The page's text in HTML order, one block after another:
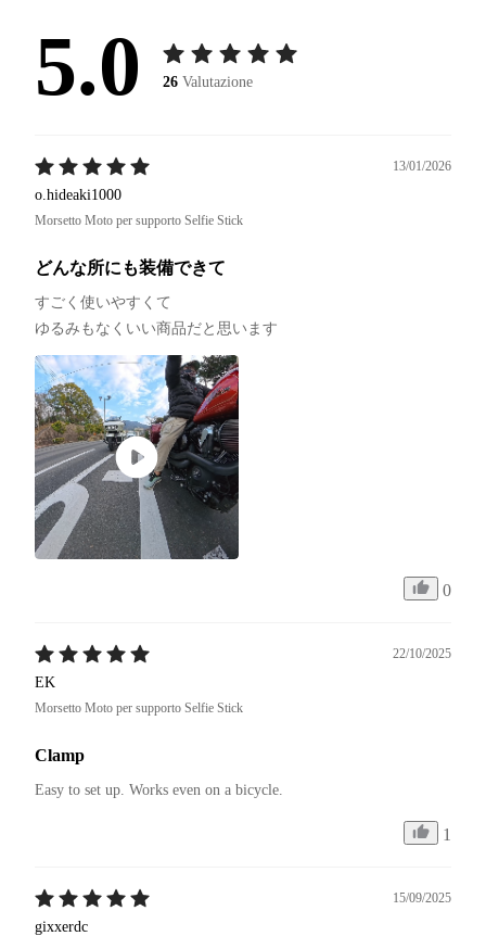
5.0 26 Valutazione
13/01/2026
o.hideaki1000
Morsetto Moto per supporto Selfie Stick
どんな所にも装備できて
すごく使いやすくて
ゆるみもなくいい商品だと思います
0
22/10/2025
EK
Morsetto Moto per supporto Selfie Stick
Clamp
Easy to set up. Works even on a bicycle.
1
15/09/2025
gixxerdc